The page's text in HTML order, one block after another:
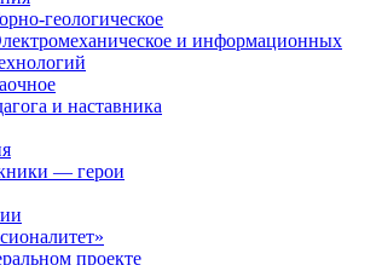
геологическое
и информационных
и наставника
— герои
проекте